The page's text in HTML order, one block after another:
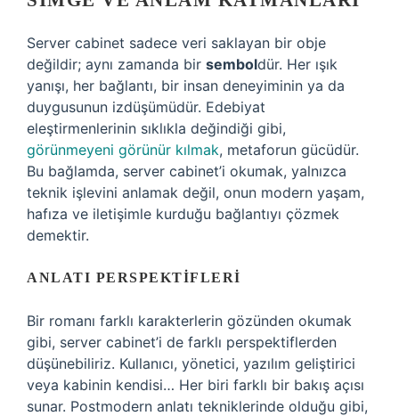
Server cabinet sadece veri saklayan bir obje
değildir; aynı zamanda bir semboldür. Her ışık
yanışı, her bağlantı, bir insan deneyiminin ya da
duygusunun izdüşümüdür. Edebiyat
eleştirmenlerinin sıklıkla değindiği gibi,
görünmeyeni görünür kılmak, metaforun gücüdür.
Bu bağlamda, server cabinet’i okumak, yalnızca
teknik işlevini anlamak değil, onun modern yaşam,
hafıza ve iletişimle kurduğu bağlantıyı çözmek
demektir.
ANLATI PERSPEKTIFLERI
Bir romanı farklı karakterlerin gözünden okumak
gibi, server cabinet’i de farklı perspektiflerden
düşünebiliriz. Kullanıcı, yönetici, yazılım geliştirici
veya kabinin kendisi… Her biri farklı bir bakış açısı
sunar. Postmodern anlatı tekniklerinde olduğu gibi,